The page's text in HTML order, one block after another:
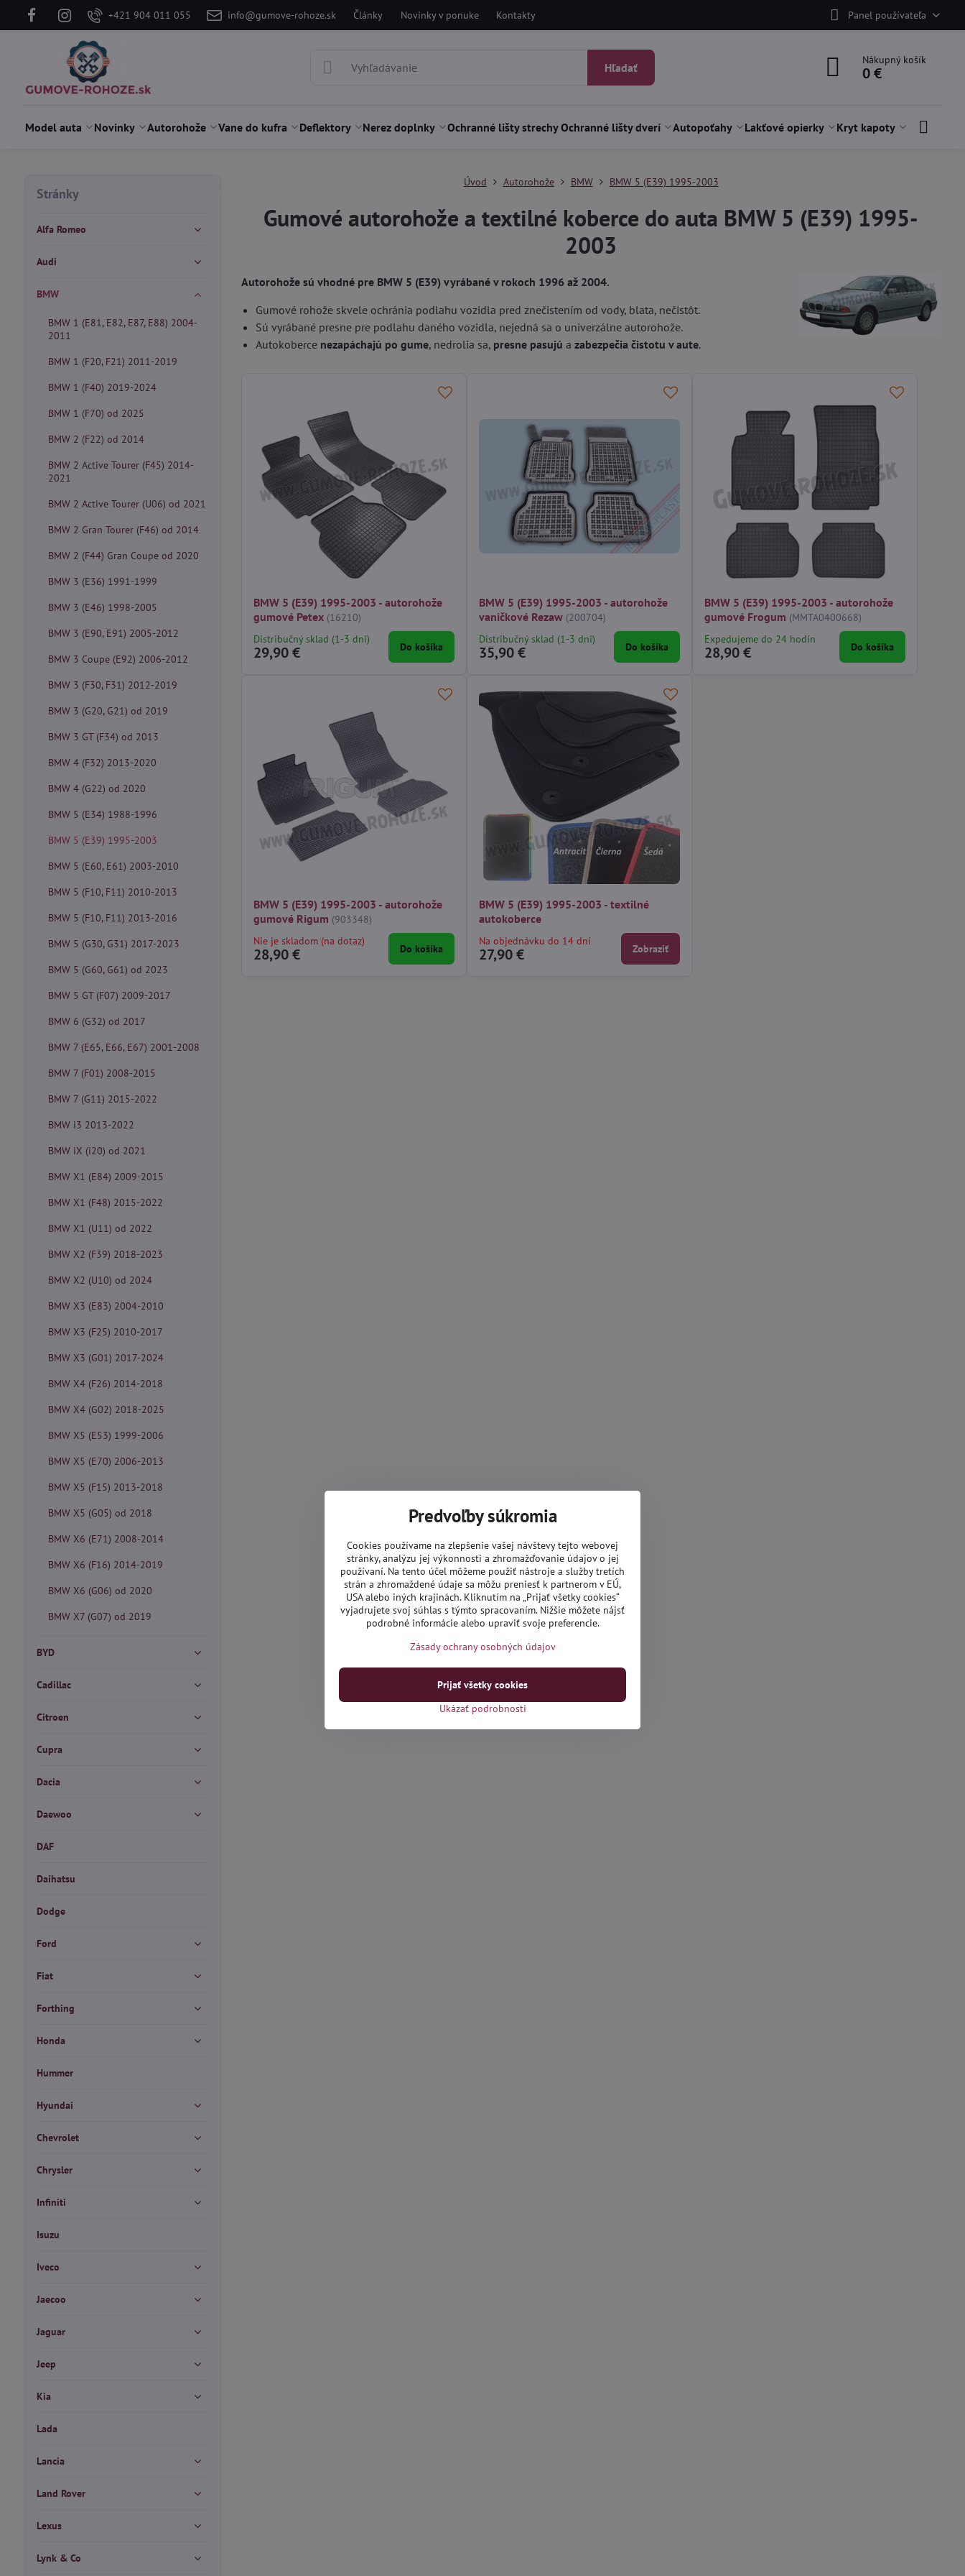
+421 904 011 055 info@gumove-rohoze.sk Články Novinky v ponuke Kontakty Panel používateľa
Hľadať
Nákupný košík
0 €
Model auta Novinky Autorohože Vane do kufra Deflektory Nerez doplnky Ochranné lišty strechyOchranné lišty dverí Autopoťahy Lakťové opierky Kryt kapoty
Úvod Autorohože BMW BMW 5 (E39) 1995-2003
Gumové autorohože a textilné koberce do auta BMW 5 (E39) 1995-
2003
Autorohože sú vhodné pre BMW 5 (E39) vyrábané v rokoch 1996 až 2004.
Gumové rohože skvele ochránia podlahu vozidla pred znečistením od vody, blata, nečistôt.
Sú vyrábané presne pre podlahu daného vozidla, nejedná sa o univerzálne autorohože.
Autokoberce nezapáchajú po gume, nedrolia sa, presne pasujú azabezpečia čistotu v aute.
BMW 5 (E39) 1995-2003 - autorohože
gumové Petex (16210)
Distribučný sklad (1-3 dni)
29,90 € Do košíka
BMW 5 (E39) 1995-2003 - autorohože
vaničkové Rezaw (200704)
Distribučný sklad (1-3 dni)
35,90 € Do košíka
BMW 5 (E39) 1995-2003 - autorohože
gumové Frogum (MMTA0400668)
Expedujeme do 24 hodín
28,90 € Do košíka
BMW 5 (E39) 1995-2003 - autorohože
gumové Rigum (903348)
Nie je skladom (na dotaz)
28,90 € Do košíka
BMW 5 (E39) 1995-2003 - textilné
autokoberce
Na objednávku do 14 dní
27,90 € Zobraziť
Stránky
Alfa Romeo
Audi
BMW
BMW 1 (E81, E82, E87, E88) 2004-
2011
BMW 1 (F20, F21) 2011-2019
BMW 1 (F40) 2019-2024
BMW 1 (F70) od 2025
BMW 2 (F22) od 2014
BMW 2 Active Tourer (F45) 2014-
2021
BMW 2 Active Tourer (U06) od 2021
BMW 2 Gran Tourer (F46) od 2014
BMW 2 (F44) Gran Coupe od 2020
BMW 3 (E36) 1991-1999
BMW 3 (E46) 1998-2005
BMW 3 (E90, E91) 2005-2012
BMW 3 Coupe (E92) 2006-2012
BMW 3 (F30, F31) 2012-2019
BMW 3 (G20, G21) od 2019
BMW 3 GT (F34) od 2013
BMW 4 (F32) 2013-2020
BMW 4 (G22) od 2020
BMW 5 (E34) 1988-1996
BMW 5 (E39) 1995-2003
BMW 5 (E60, E61) 2003-2010
BMW 5 (F10, F11) 2010-2013
BMW 5 (F10, F11) 2013-2016
BMW 5 (G30, G31) 2017-2023
BMW 5 (G60, G61) od 2023
BMW 5 GT (F07) 2009-2017
BMW 6 (G32) od 2017
BMW 7 (E65, E66, E67) 2001-2008
BMW 7 (F01) 2008-2015
BMW 7 (G11) 2015-2022
BMW i3 2013-2022
BMW iX (i20) od 2021
BMW X1 (E84) 2009-2015
BMW X1 (F48) 2015-2022
BMW X1 (U11) od 2022
BMW X2 (F39) 2018-2023
BMW X2 (U10) od 2024
BMW X3 (E83) 2004-2010
BMW X3 (F25) 2010-2017
BMW X3 (G01) 2017-2024
BMW X4 (F26) 2014-2018
BMW X4 (G02) 2018-2025
BMW X5 (E53) 1999-2006
BMW X5 (E70) 2006-2013
BMW X5 (F15) 2013-2018
BMW X5 (G05) od 2018
BMW X6 (E71) 2008-2014
BMW X6 (F16) 2014-2019
BMW X6 (G06) od 2020
BMW X7 (G07) od 2019
BYD
Cadillac
Citroen
Cupra
Dacia
Daewoo
DAF
Daihatsu
Dodge
Ford
Fiat
Forthing
Honda
Hummer
Hyundai
Chevrolet
Chrysler
Infiniti
Isuzu
Iveco
Jaecoo
Jaguar
Jeep
Kia
Lada
Lancia
Land Rover
Lexus
Lynk & Co
Predvoľby súkromia
Cookies používame na zlepšenie vašej návštevy tejto webovej
stránky, analýzu jej výkonnosti a zhromažďovanie údajov o jej
používaní. Na tento účel môžeme použiť nástroje a služby tretích
strán a zhromaždené údaje sa môžu preniesť k partnerom v EÚ,
USA alebo iných krajinách. Kliknutím na „Prijať všetky cookies“
vyjadrujete svoj súhlas s týmto spracovaním. Nižšie môžete nájsť
podrobné informácie alebo upraviť svoje preferencie.
Zásady ochrany osobných údajov
Ukázať podrobnosti
Prijať všetky cookies